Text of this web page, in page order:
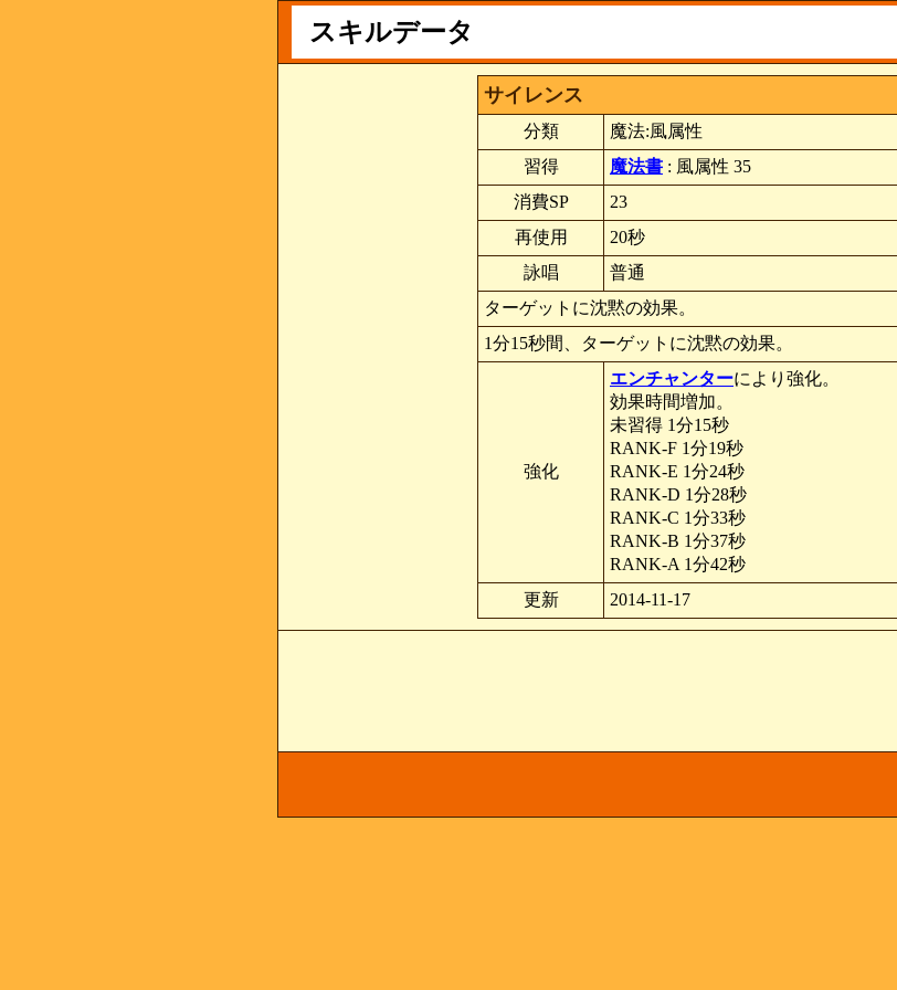
スキルデータ
サイレンス
分類
魔法:風属性
習得
魔法書 : 風属性 35
消費SP
23
再使用
20秒
詠唱
普通
ターゲットに沈黙の効果。
1分15秒間、ターゲットに沈黙の効果。
強化
エンチャンターにより強化。
効果時間増加。
未習得 1分15秒
RANK-F 1分19秒
RANK-E 1分24秒
RANK-D 1分28秒
RANK-C 1分33秒
RANK-B 1分37秒
RANK-A 1分42秒
更新
2014-11-17